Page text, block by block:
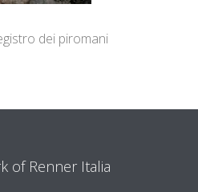
dei piromani
of Renner Italia